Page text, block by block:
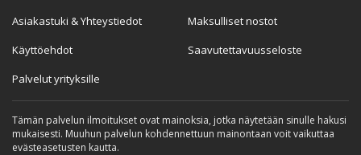
Asiakastuki & Yhteystiedot
Käyttöehdot
Palvelut yrityksille
Maksulliset nostot
Saavutettavuusseloste
Tämän palvelun ilmoitukset ovat mainoksia, jotka näytetään sinulle hakusi
mukaisesti. Muuhun palvelun kohdennettuun mainontaan voit vaikuttaa
evästeasetusten kautta.